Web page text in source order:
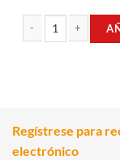
Regístrese para
electrónico